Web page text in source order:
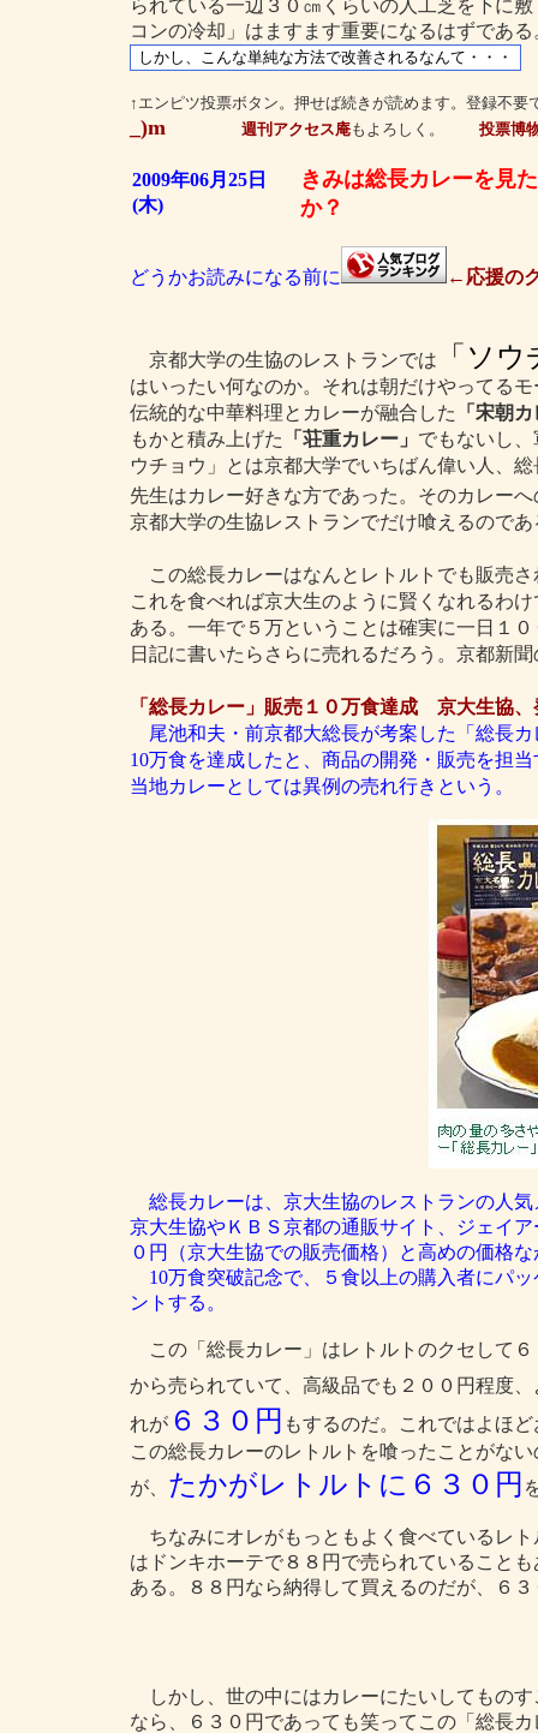
られている一辺３０㎝くらいの人工芝を下に
コンの冷却」はますます重要になるはずである
↑エンピツ投票ボタン。押せば続きが読めます。登録不要
_)m 週刊アクセス庵もよろしく。 投票博
2009年06月25日
(木)
きみは総長カレーを見た
か？
どうかお読みになる前に ←応援の
京都大学の生協のレストランでは 「ソ
はいったい何なのか。それは朝だけやってる
伝統的な中華料理とカレーが融合した 「宋朝
もかと積み上げた 「荘重カレー」 でもないし
ウチョウ」とは京都大学でいちばん偉い人、
先生はカレー好きな方であった。そのカレー
京都大学の生協レストランでだけ喰えるのであ
この総長カレーはなんとレトルトでも販売
これを食べれば京大生のように賢くなれるわ
ある。一年で５万ということは確実に一日１
日記に書いたらさらに売れるだろう。京都新
「総長カレー」販売１０万食達成 京大生協
尾池和夫・前京都大総長が考案した「総長
10万食を達成したと、商品の開発・販売を担
当地カレーとしては異例の売れ行きという。
総長カレーは、京大生協のレストランの人
京大生協やＫＢＳ京都の通販サイト、ジェイ
０円（京大生協での販売価格）と高めの価格
10万食突破記念で、５食以上の購入者にパ
ントする。
この「総長カレー」はレトルトのクセして
から売られていて、高級品でも２００円程度
れが６３０円 もするのだ。これではよほ
この総長カレーのレトルトを喰ったことがな
が、 たかがレトルトに６３０円
ちなみにオレがもっともよく食べているレト
はドンキホーテで８８円で売られていること
ある。８８円なら納得して買えるのだが、６
しかし、世の中にはカレーにたいしてもの
なら、６３０円であっても笑ってこの「総長